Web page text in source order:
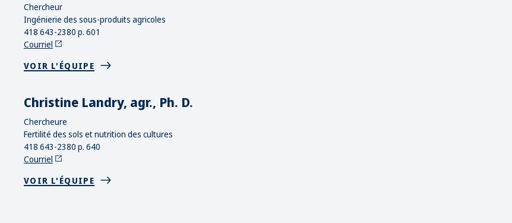
Chercheur
Ingénierie des sous-produits agricoles
418 643-2380 p. 601
Courriel
VOIR L'ÉQUIPE
Christine Landry, agr., Ph. D.
Chercheure
Fertilité des sols et nutrition des cultures
418 643-2380 p. 640
Courriel
VOIR L'ÉQUIPE